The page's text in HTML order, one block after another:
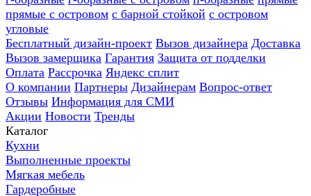
прямые с островом с барной стойкой с островом
угловые
Бесплатный дизайн-проект Вызов дизайнера Доставка
Вызов замерщика Гарантия Защита от подделки
Оплата Рассрочка Яндекс сплит
О компании Партнеры Дизайнерам Вопрос-ответ
Отзывы Информация для СМИ
Акции Новости Тренды
Каталог
Кухни
Выполненные проекты
Мягкая мебель
Гардеробные